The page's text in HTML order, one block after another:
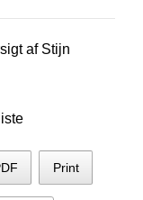
af Stijn
Print